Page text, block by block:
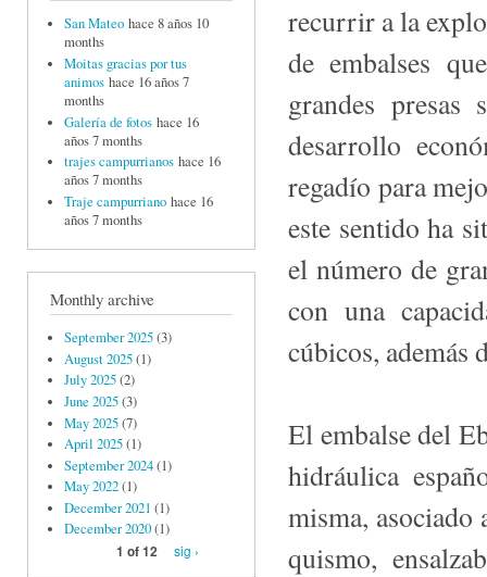
San Mateo hace 8 años 10
months
Moitas gracias por tus
animos hace 16 años 7
months
Galería de fotos hace 16
años 7 months
trajes campurrianos hace 16
años 7 months
Traje campurriano hace 16
años 7 months
Monthly archive
September 2025(3)
August 2025(1)
July 2025(2)
June 2025(3)
May 2025(7)
April 2025(1)
September 2024(1)
May 2022(1)
December 2021 (1)
December 2020(1)
1 of 12
sig ›
recurrir a la
de embalses
grandes
desarrollo
regadío para
este sentido ha
el número de
con una
cúbicos, además
El embalse del
hidráulica
misma,
quismo,